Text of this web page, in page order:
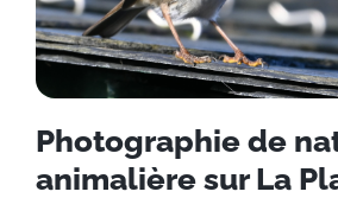
Photographie de
animalière sur La